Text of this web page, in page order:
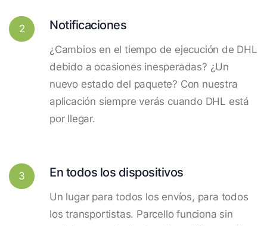
2 Notificaciones
¿Cambios en el tiempo de ejecución de DHL
debido a ocasiones inesperadas? ¿Un
nuevo estado del paquete? Con nuestra
aplicación siempre verás cuando DHL está
por llegar.
3 En todos los dispositivos
Un lugar para todos los envíos, para todos
los transportistas. Parcello funciona sin